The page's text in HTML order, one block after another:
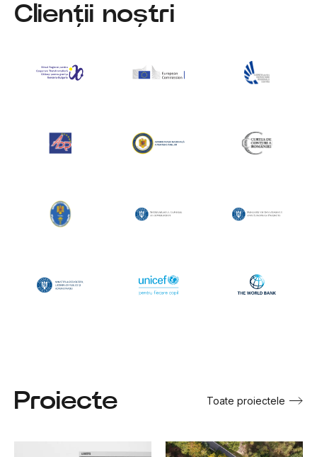
Clienții noștri
Proiecte Toate proiectele